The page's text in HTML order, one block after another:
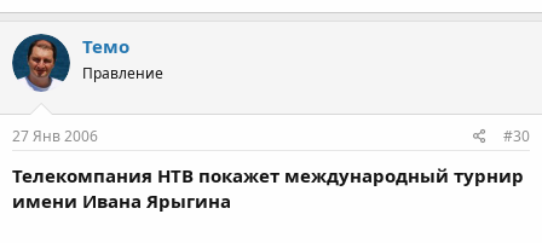
Темо
Правление
27 Янв 2006 #30
Телекомпания НТВ покажет международный турнир
имени Ивана Ярыгина